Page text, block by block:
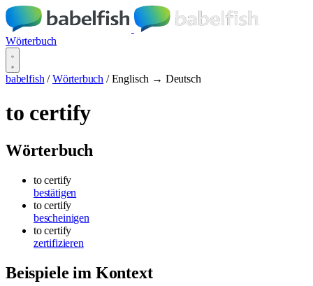
Wörterbuch
babelfish / Wörterbuch / Englisch → Deutsch
to certify
Wörterbuch
to certify
bestätigen
to certify
bescheinigen
to certify
zertifizieren
Beispiele im Kontext